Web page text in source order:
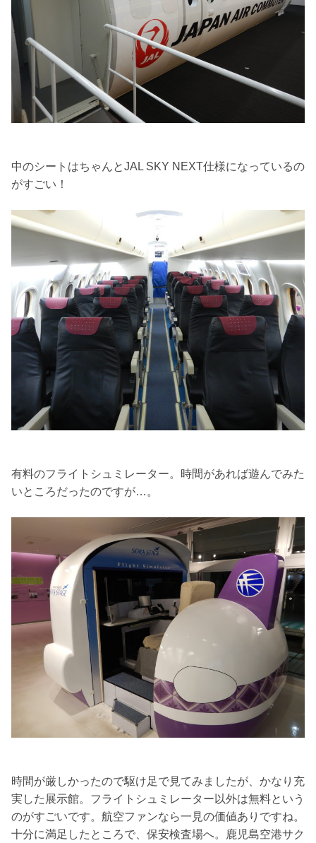
中のシートはちゃんとJAL SKY NEXT仕様になっているの
がすごい！
有料のフライトシュミレーター。時間があれば遊んでみた
いところだったのですが…。
時間が厳しかったので駆け足で見てみましたが、かなり充
実した展示館。フライトシュミレーター以外は無料という
のがすごいです。航空ファンなら一見の価値ありですね。
十分に満足したところで、保安検査場へ。鹿児島空港サク